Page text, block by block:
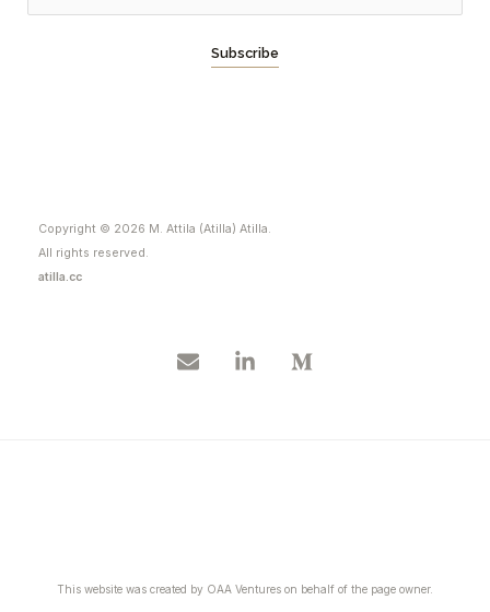
Subscribe
Copyright © 2026 M. Attila (Atilla) Atilla.
All rights reserved.
atilla.cc
This website was created by OAA Ventures on behalf of the page owner.